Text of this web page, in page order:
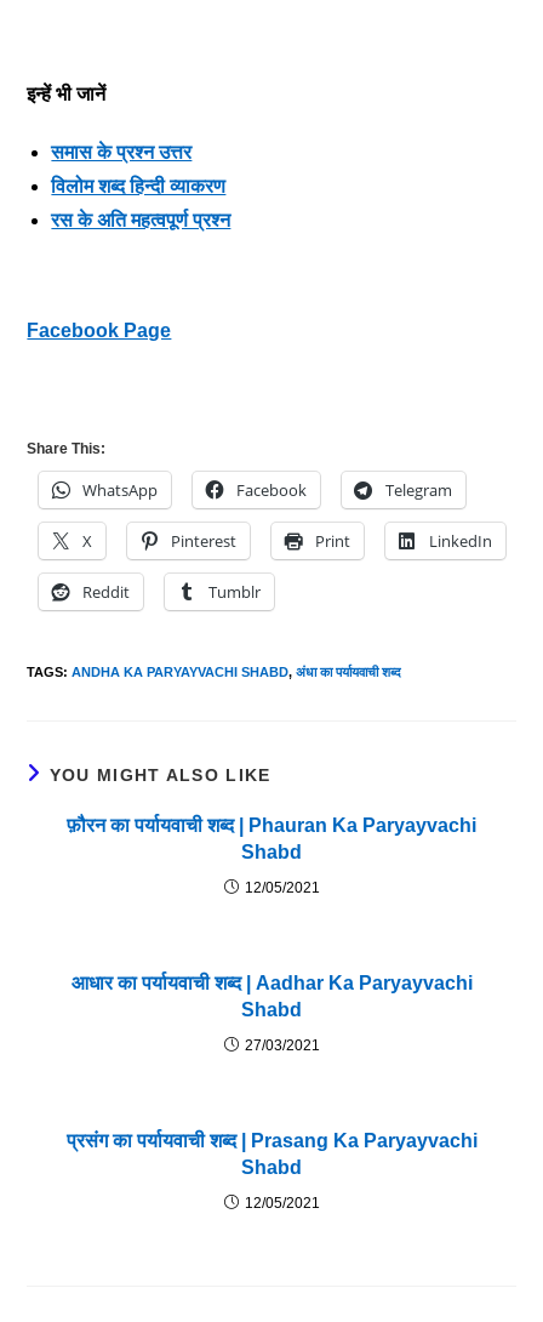
इन्हें भी जानें
समास के प्रश्न उत्तर
विलोम शब्द हिन्दी व्याकरण
रस के अति महत्वपूर्ण प्रश्न
Facebook Page
Share This:
WhatsApp Facebook Telegram
X Pinterest Print LinkedIn
Reddit Tumblr
TAGS:ANDHA KA PARYAYVACHI SHABD, अंधा का पर्यायवाची शब्द
YOU MIGHT ALSO LIKE
फ़ौरन का पर्यायवाची शब्द | Phauran Ka Paryayvachi
Shabd
12/05/2021
आधार का पर्यायवाची शब्द | Aadhar Ka Paryayvachi
Shabd
27/03/2021
प्रसंग का पर्यायवाची शब्द | Prasang Ka Paryayvachi
Shabd
12/05/2021